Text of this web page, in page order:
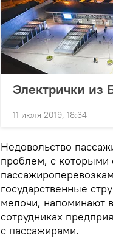
Электрички из
11 июля 2019, 18:34
Недовольство
проблем, с которыми
государственные
мелочи, напоминают
сотрудниках
с пассажирами.